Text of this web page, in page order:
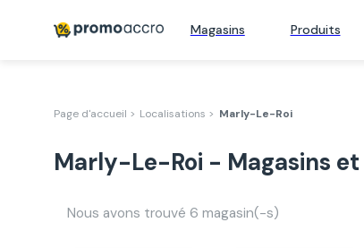
Magasins Produits
Page d'accueil > Localisations > Marly-Le-Roi
Marly-Le-Roi - Magasins
Nous avons trouvé 6 magasin(-s)